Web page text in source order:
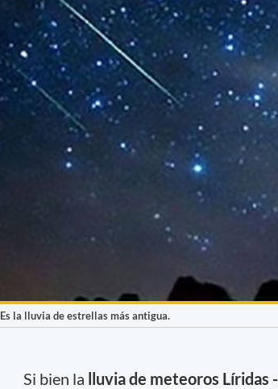
Es la lluvia de estrellas más antigua.
Si bien la lluvia de meteoros Líridas -